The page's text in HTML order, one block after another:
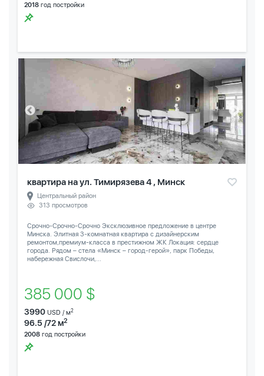
2018 год постройки
квартира на ул. Тимирязева 4 , Минск
Центральный район
313 просмотров
Срочно-Срочно-Срочно Эксклюзивное предложение в центре
Минска. Элитная 3-комнатная квартира с дизайнерским
ремонтом,премиум-класса в престижном ЖК Локация: сердце
города. Рядом – стела «Минск – город-герой», парк Победы,
набережная Свислочи,...
385 000 $
3990 USD / м2
96.5 /72 м2
2008 год постройки